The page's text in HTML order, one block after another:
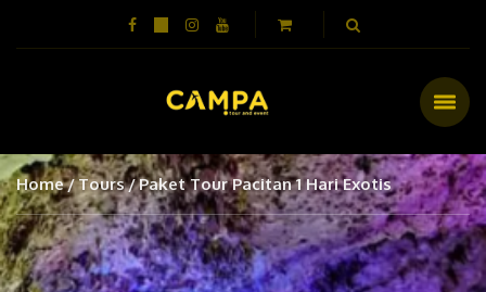
Home Tours Paket Tour Pacitan 1 Hari Exotis